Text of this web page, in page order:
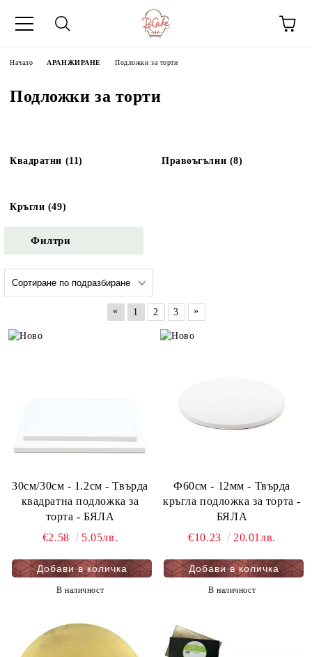
Начало АРАНЖИРАНЕ Подложки за торти
Подложки за торти
Квадратни (11) Правоъгълни (8)
Кръгли (49)
Филтри
« 1 2 3 »
30см/30см - 1.2см - Твърда
квадратна подложка за
торта - БЯЛА
€2.58
5.05лв.
В наличност
Ф60см - 12мм - Твърда
кръгла подложка за торта -
БЯЛА
€10.23
20.01лв.
В наличност